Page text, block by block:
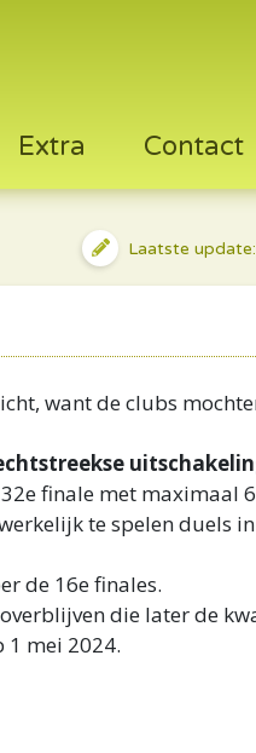
Extra Contact
Laatste
want de clubs
finale met maximaal
te spelen duels
de 16e finales.
die later de
1 mei 2024.